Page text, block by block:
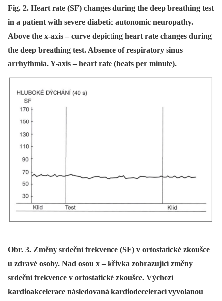
Fig. 2. Heart rate (SF) changes during the deep breathing test
in a patient with severe diabetic autonomic neuropathy.
Above the x-axis – curve depicting heart rate changes during
the deep breathing test. Absence of respiratory sinus
arrhythmia. Y-axis – heart rate (beats per minute).
Obr. 3. Změny srdeční frekvence (SF) v ortostatické zkoušce
u zdravé osoby. Nad osou x – křivka zobrazující změny
srdeční frekvence v ortostatické zkoušce. Výchozí
kardioakcelerace následovaná kardiodecelerací vyvolanou